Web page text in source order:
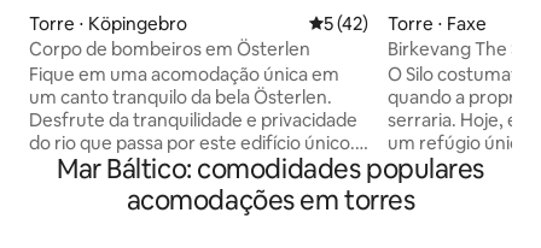
Torre ⋅ Köpingebro 5 de uma avaliação média
5 (42)
Corpo de bombeiros em Österlen
Fique em uma acomodação única em
um canto tranquilo da bela Österlen.
Desfrute da tranquilidade e privacidade
do rio que passa por este edifício único.
O quartel de bombeiros, construído em
1930, foi completamente renovado em
2018 e, desde então, não só tem servido
Torre ⋅ Faxe
Birkevang The
O Silo costumava
quando a
serraria. Hoje,
um refúgio único
conveniência
perfeito para
desfrutar do
Mar Báltico: comodidades populares
acomodações em torres